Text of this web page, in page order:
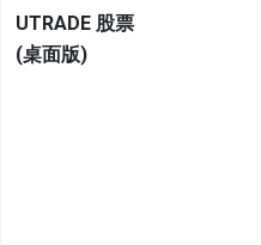
UTRADE 股票
(桌面版)